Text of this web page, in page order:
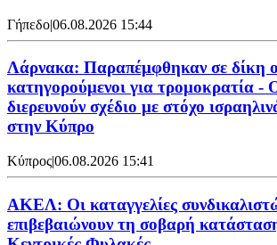
Γήπεδο|06.08.2026 15:44
Λάρνακα: Παραπέμφθηκαν σε δίκη
κατηγορούμενοι για τρομοκρατία -
διερευνούν σχέδιο με στόχο
στην Κύπρο
Κύπρος|06.08.2026 15:41
ΑΚΕΛ: Οι καταγγελίες
επιβεβαιώνουν τη σοβαρή